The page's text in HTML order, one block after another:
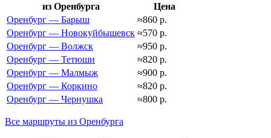
из Оренбурга
Цена
Оренбург — Барыш
≈860 р.
Оренбург — Новокуйбышевск ≈570 р.
Оренбург — Волжск
≈950 р.
Оренбург — Тетюши
≈820 р.
Оренбург — Малмыж
≈900 р.
Оренбург — Коркино
≈820 р.
Оренбург — Чернушка
≈800 р.
Все маршруты из Оренбурга